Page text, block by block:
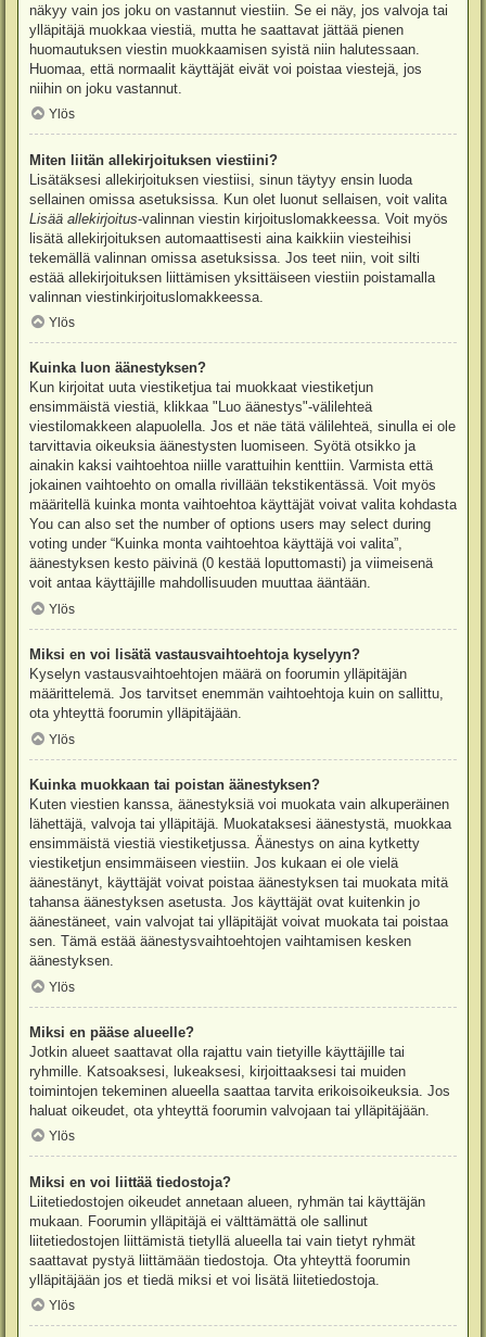
näkyy vain jos joku on vastannut viestiin. Se ei näy, jos valvoja tai
ylläpitäjä muokkaa viestiä, mutta he saattavat jättää pienen
huomautuksen viestin muokkaamisen syistä niin halutessaan.
Huomaa, että normaalit käyttäjät eivät voi poistaa viestejä, jos
niihin on joku vastannut.
Ylös
Miten liitän allekirjoituksen viestiini?
Lisätäksesi allekirjoituksen viestiisi, sinun täytyy ensin luoda
sellainen omissa asetuksissa. Kun olet luonut sellaisen, voit valita
Lisää allekirjoitus-valinnan viestin kirjoituslomakkeessa. Voit myös
lisätä allekirjoituksen automaattisesti aina kaikkiin viesteihisi
tekemällä valinnan omissa asetuksissa. Jos teet niin, voit silti
estää allekirjoituksen liittämisen yksittäiseen viestiin poistamalla
valinnan viestinkirjoituslomakkeessa.
Ylös
Kuinka luon äänestyksen?
Kun kirjoitat uuta viestiketjua tai muokkaat viestiketjun
ensimmäistä viestiä, klikkaa "Luo äänestys"-välilehteä
viestilomakkeen alapuolella. Jos et näe tätä välilehteä, sinulla ei ole
tarvittavia oikeuksia äänestysten luomiseen. Syötä otsikko ja
ainakin kaksi vaihtoehtoa niille varattuihin kenttiin. Varmista että
jokainen vaihtoehto on omalla rivillään tekstikentässä. Voit myös
määritellä kuinka monta vaihtoehtoa käyttäjät voivat valita kohdasta
You can also set the number of options users may select during
voting under “Kuinka monta vaihtoehtoa käyttäjä voi valita”,
äänestyksen kesto päivinä (0 kestää loputtomasti) ja viimeisenä
voit antaa käyttäjille mahdollisuuden muuttaa ääntään.
Ylös
Miksi en voi lisätä vastausvaihtoehtoja kyselyyn?
Kyselyn vastausvaihtoehtojen määrä on foorumin ylläpitäjän
määrittelemä. Jos tarvitset enemmän vaihtoehtoja kuin on sallittu,
ota yhteyttä foorumin ylläpitäjään.
Ylös
Kuinka muokkaan tai poistan äänestyksen?
Kuten viestien kanssa, äänestyksiä voi muokata vain alkuperäinen
lähettäjä, valvoja tai ylläpitäjä. Muokataksesi äänestystä, muokkaa
ensimmäistä viestiä viestiketjussa. Äänestys on aina kytketty
viestiketjun ensimmäiseen viestiin. Jos kukaan ei ole vielä
äänestänyt, käyttäjät voivat poistaa äänestyksen tai muokata mitä
tahansa äänestyksen asetusta. Jos käyttäjät ovat kuitenkin jo
äänestäneet, vain valvojat tai ylläpitäjät voivat muokata tai poistaa
sen. Tämä estää äänestysvaihtoehtojen vaihtamisen kesken
äänestyksen.
Ylös
Miksi en pääse alueelle?
Jotkin alueet saattavat olla rajattu vain tietyille käyttäjille tai
ryhmille. Katsoaksesi, lukeaksesi, kirjoittaaksesi tai muiden
toimintojen tekeminen alueella saattaa tarvita erikoisoikeuksia. Jos
haluat oikeudet, ota yhteyttä foorumin valvojaan tai ylläpitäjään.
Ylös
Miksi en voi liittää tiedostoja?
Liitetiedostojen oikeudet annetaan alueen, ryhmän tai käyttäjän
mukaan. Foorumin ylläpitäjä ei välttämättä ole sallinut
liitetiedostojen liittämistä tietyllä alueella tai vain tietyt ryhmät
saattavat pystyä liittämään tiedostoja. Ota yhteyttä foorumin
ylläpitäjään jos et tiedä miksi et voi lisätä liitetiedostoja.
Ylös